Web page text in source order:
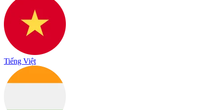
Tiếng Việt